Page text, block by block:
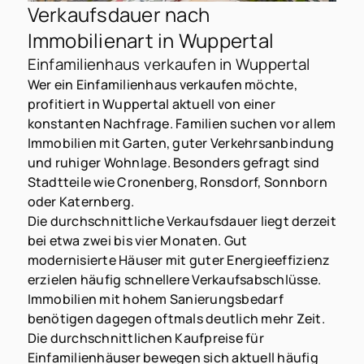
Verkaufsdauer nach
Immobilienart in Wuppertal
Einfamilienhaus verkaufen in Wuppertal
Wer ein Einfamilienhaus verkaufen möchte,
profitiert in Wuppertal aktuell von einer
konstanten Nachfrage. Familien suchen vor allem
Immobilien mit Garten, guter Verkehrsanbindung
und ruhiger Wohnlage. Besonders gefragt sind
Stadtteile wie Cronenberg, Ronsdorf, Sonnborn
oder Katernberg.
Die durchschnittliche Verkaufsdauer liegt derzeit
bei etwa zwei bis vier Monaten. Gut
modernisierte Häuser mit guter Energieeffizienz
erzielen häufig schnellere Verkaufsabschlüsse.
Immobilien mit hohem Sanierungsbedarf
benötigen dagegen oftmals deutlich mehr Zeit.
Die durchschnittlichen Kaufpreise für
Einfamilienhäuser bewegen sich aktuell häufig